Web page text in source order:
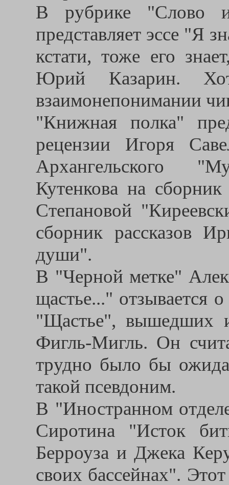
В рубрике "Слово
представляет эссе "Я
кстати, тоже его
Юрий Казарин.
взаимонепонимании
"Книжная полка"
рецензии Игоря
Архангельского
Кутенкова на
Степановой
сборник рассказов
души".
В "Черной метке"
щастье..." отзывается
"Щастье", вышедших
Фигль-Мигль. Он
трудно было бы
такой псевдоним.
В "Иностранном
Сиротина "Исток
Берроуза и Джека
своих бассейнах".